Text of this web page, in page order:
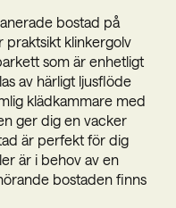
bostad på
praktsikt klinkergolv
som är enhetligt
av härligt ljusflöde
klädkammare med
ger dig en vacker
är perfekt för dig
är i behov av en
bostaden finns